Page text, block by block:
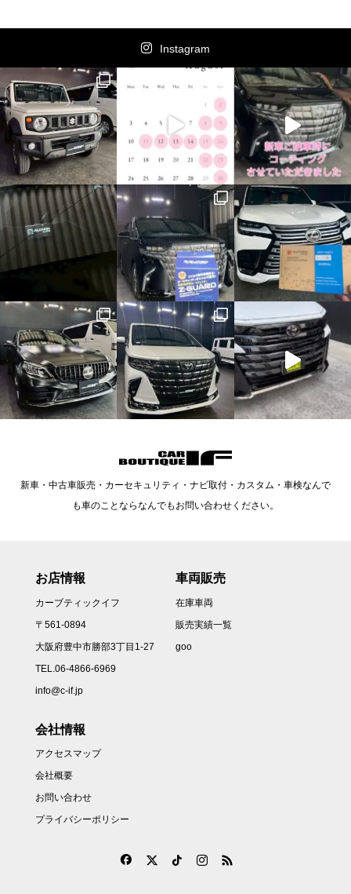
Instagram
新車・中古車販売・カーセキュリティ・ナビ取付・カスタム・車検なんで
も車のことならなんでもお問い合わせください。
お店情報
カーブティックイフ
〒561-0894
大阪府豊中市勝部3丁目1-27
TEL.06-4866-6969
info@c-if.jp
車両販売
在庫車両
販売実績一覧
goo
会社情報
アクセスマップ
会社概要
お問い合わせ
プライバシーポリシー